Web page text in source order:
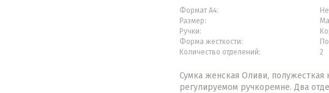
Формат А4:
Размер:
Ручки:
Форма жесткости:
Количество отделений:
2
Сумка женская Оливи, полужесткая
регулируемом ручкоремне. Два